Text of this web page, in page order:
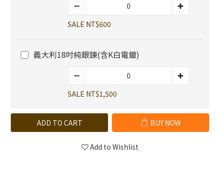
SALE NT$600
義大利18吋純銀鍊(含K白電鍍)
SALE NT$1,500
ADD TO CART BUY NOW
Add to Wishlist